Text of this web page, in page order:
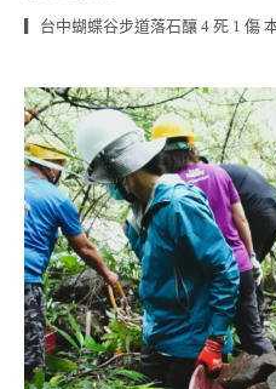
▎台中蝴蝶谷步道落石釀 4 死 1 傷